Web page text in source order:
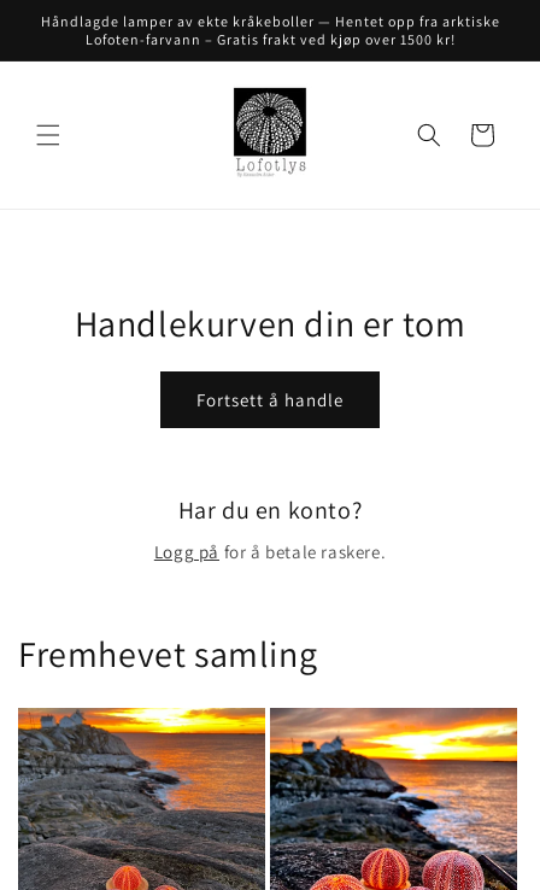
til
innholdet
Håndlagde lamper av ekte kråkeboller — Hentet opp fra arktiske
Lofoten-farvann – Gratis frakt ved kjøp over 1500 kr!
Handlekurv
Handlekurven din er tom
Fortsett å handle
Har du en konto?
Logg på for å betale raskere.
Fremhevet samling